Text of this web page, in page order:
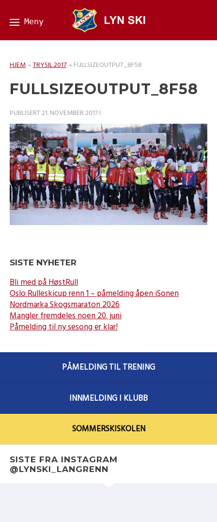
HJEM »TRYSIL 2017 » FULLSIZEOUTPUT_8F58
FULLSIZEOUTPUT_8F58
PUBLISERT21. NOVEMBER 2017I
SISTE NYHETER
Bli med på HøstRull
Oslo Rulleskicup renn 1 – påmelding åpen iSonen
Nordmarka Skogsmaraton 2026
Mangler fremdeles noen 20. juni
Påmelding til ny sesong er klar!
PÅMELDING TIL TRENING
INNMELDING I KLUBB
SOMMERSKISKOLEN
SISTE FRA INSTAGRAM
@LYNSKI_LANGRENN